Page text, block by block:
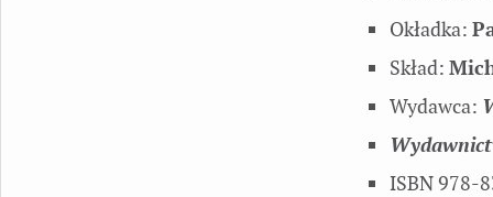
Okładka:
Skład:
Wydawca:
ISBN 978-